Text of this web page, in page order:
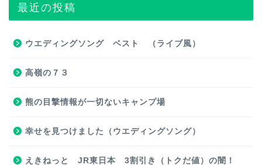
最近の投稿
ウエディングソング ベスト （ライブ風）
高嶺の７３
熊の目撃情報が一切ないキャンプ場
幸せを見つけました（ウエディングソング）
えきねっと JR東日本 3割引き（トクだ値）の闇！